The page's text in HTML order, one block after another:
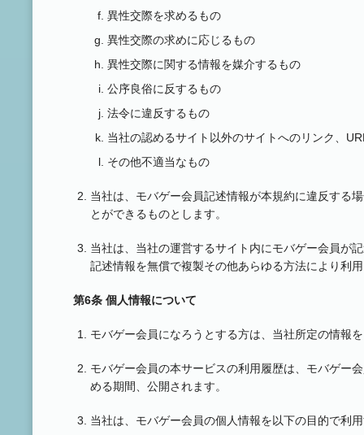
異性交際を求めるもの
異性交際の求めに応じるもの
異性交際に関する情報を媒介するもの
公序良俗に反するもの
法令に違反するもの
当社の認めるサイト以外のサイトへのリンク、
その他不適当なもの
当社は、モバゲー会員記述情報が本規約に違反する
とができるものとします。
当社は、当社の運営するサイト内にモバゲー会員が
記述情報を無償で複製その他あらゆる方法により利
第6条 個人情報について
モバゲー会員になろうとする方は、当社所定の情報
モバゲー会員の本サービスの利用履歴は、モバゲー
める期間、公開されます。
当社は、モバゲー会員の個人情報を以下の目的で利